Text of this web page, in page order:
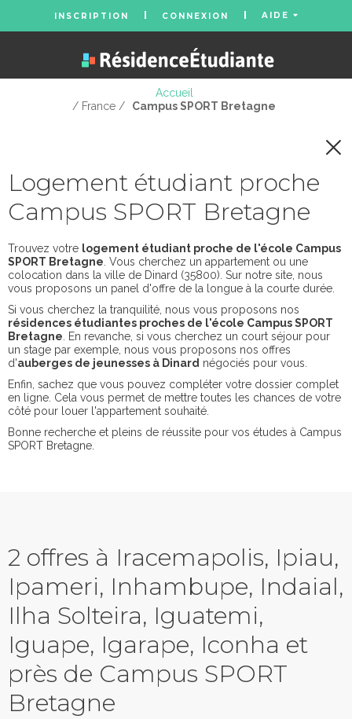
INSCRIPTION CONNEXION AIDE
Accueil
/ France /
Campus SPORT Bretagne
Logement étudiant proche
Campus SPORT Bretagne
Trouvez votre logement étudiant proche de l'école Campus
SPORT Bretagne . Vous cherchez un appartement ou une
colocation dans la ville de Dinard (35800). Sur notre site, nous
vous proposons un panel d'offre de la longue à la courte durée.
Si vous cherchez la tranquilité, nous vous proposons nos
résidences étudiantes proches de l'école Campus SPORT
Bretagne . En revanche, si vous cherchez un court séjour pour
un stage par exemple, nous vous proposons nos offres
d'auberges de jeunesses à Dinard négociés pour vous.
Enfin, sachez que vous pouvez compléter votre dossier complet
en ligne. Cela vous permet de mettre toutes les chances de votre
côté pour louer l'appartement souhaité.
Bonne recherche et pleins de réussite pour vos études à Campus
SPORT Bretagne.
2 offres à Iracemapolis, Ipiau,
Ipameri, Inhambupe, Indaial,
Ilha Solteira, Iguatemi,
Iguape, Igarape, Iconha et
près de Campus SPORT
Bretagne